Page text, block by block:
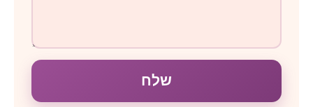
שלח